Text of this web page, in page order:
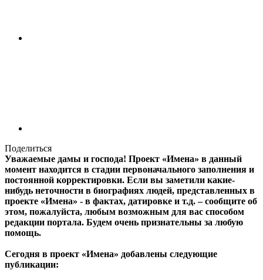
Поделиться
Уважаемые дамы и господа! Проект «Имена» в данный
момент находится в стадии первоначального заполнения и
постоянной корректировки. Если вы заметили какие-
нибудь неточности в биографиях людей, представленных в
проекте «Имена» - в фактах, датировке и т.д. – сообщите об
этом, пожалуйста, любым возможным для вас способом
редакции портала. Будем очень признательны за любую
помощь.
Сегодня в проект «Имена» добавлены следующие
публикации: